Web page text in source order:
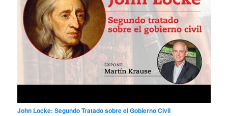
John Locke: Segundo Tratado sobre el Gobierno Civil